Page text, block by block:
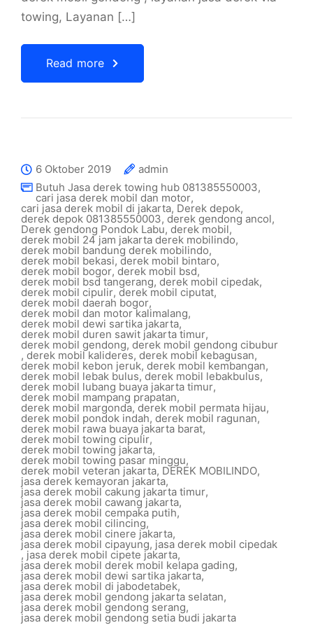
towing, Layanan […]
Read more
6 Oktober 2019
admin
Butuh Jasa derek towing hub 081385550003,
cari jasa derek mobil dan motor,
cari jasa derek mobil di jakarta, Derek depok,
derek depok 081385550003, derek gendong ancol,
Derek gendong Pondok Labu, derek mobil,
derek mobil 24 jam jakarta derek mobilindo,
derek mobil bandung derek mobilindo,
derek mobil bekasi, derek mobil bintaro,
derek mobil bogor,derek mobil bsd,
derek mobil bsd tangerang, derek mobil cipedak,
derek mobil cipulir, derek mobil ciputat,
derek mobil daerah bogor,
derek mobil dan motor kalimalang,
derek mobil dewi sartika jakarta,
derek mobil duren sawit jakarta timur,
derek mobil gendong, derek mobil gendong cibubur
, derek mobil kalideres, derek mobil kebagusan,
derek mobil kebon jeruk, derek mobil kembangan,
derek mobil lebak bulus,derek mobil lebakbulus,
derek mobil lubang buaya jakarta timur,
derek mobil mampang prapatan,
derek mobil margonda,derek mobil permata hijau,
derek mobil pondok indah, derek mobil ragunan,
derek mobil rawa buaya jakarta barat,
derek mobil towing cipulir,
derek mobil towing jakarta,
derek mobil towing pasar minggu,
derek mobil veteran jakarta, DEREK MOBILINDO,
jasa derek kemayoran jakarta,
jasa derek mobil cakung jakarta timur,
jasa derek mobil cawang jakarta,
jasa derek mobil cempaka putih,
jasa derek mobil cilincing,
jasa derek mobil cinere jakarta,
jasa derek mobil cipayung, jasa derek mobil cipedak
, jasa derek mobil cipete jakarta,
jasa derek mobil derek mobil kelapa gading,
jasa derek mobil dewi sartika jakarta,
jasa derek mobil di jabodetabek,
jasa derek mobil gendong jakarta selatan,
jasa derek mobil gendong serang,
jasa derek mobil gendong setia budi jakarta